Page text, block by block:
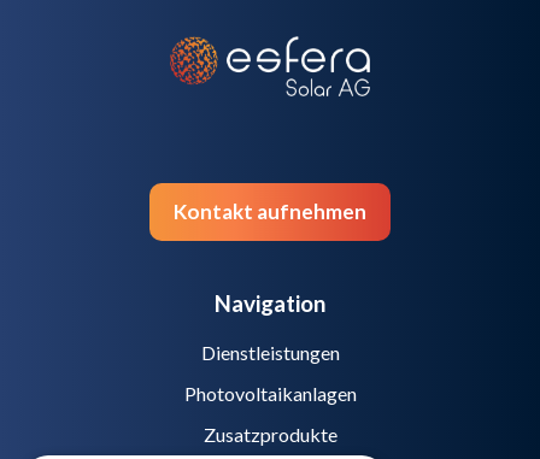
Kontakt aufnehmen
Navigation
Dienstleistungen
Photovoltaikanlagen
Zusatzprodukte